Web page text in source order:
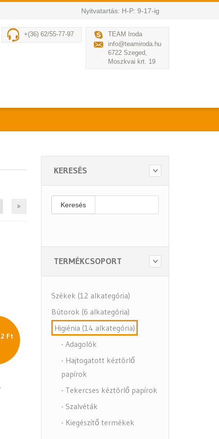
Nyitvatartás: H-P: 9-17-ig
TEAM Iroda
info@teamiroda.hu
6722 Szeged,
Moszkvai krt. 19
+(36) 62/55-77-97
Ft
KERESÉS
Keresés
TERMÉKCSOPORT
Székek (12 alkategória)
Bútorok (6 alkategória)
Higiénia (14 alkategória)
- Adagolók
- Hajtogatott kéztörlő
papírok
- Tekercses kéztörlő papírok
- Szalvéták
- Kiegészítő termékek